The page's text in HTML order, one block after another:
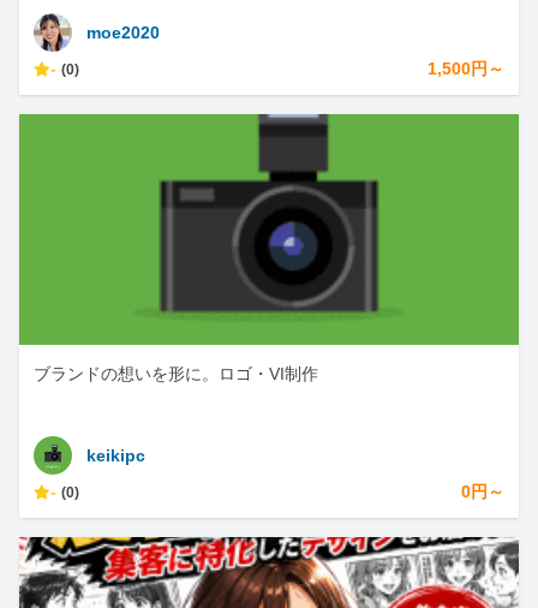
moe2020
- (0) 1,500円～
ブランドの想いを形に。ロゴ・VI制作
keikipc
- (0) 0円～